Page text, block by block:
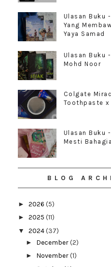
Ulasan Buku
Yang
Yaya Samad
Ulasan Buku
Mohd Noor
Colgate
Toothpaste x
Ulasan Buku
Mesti
BLOG
► 2026 (5)
► 2025 (11)
▼ 2024(37)
► December(2)
► November(1)